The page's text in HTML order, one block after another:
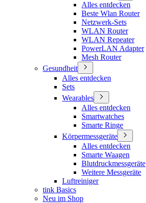
Alles entdecken
Beste Wlan Router
Netzwerk-Sets
WLAN Router
WLAN Repeater
PowerLAN Adapter
Mesh Router
Gesundheit
Alles entdecken
Sets
Wearables
Alles entdecken
Smartwatches
Smarte Ringe
Körpermessgeräte
Alles entdecken
Smarte Waagen
Blutdruckmessgeräte
Weitere Messgeräte
Luftreiniger
tink Basics
Neu im Shop